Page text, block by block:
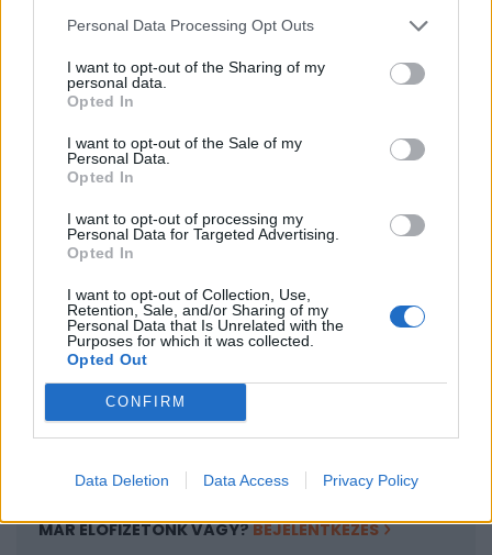
Personal Data Processing Opt Outs
I want to opt-out of the Sharing of my
personal data.
Opted In
I want to opt-out of the Sale of my
Personal Data.
Opted In
I want to opt-out of processing my
Personal Data for Targeted Advertising.
Opted In
I want to opt-out of Collection, Use,
Retention, Sale, and/or Sharing of my
Personal Data that Is Unrelated with the
Purposes for which it was collected.
Opted Out
CONFIRM
Data Deletion Data Access Privacy Policy
Idén januárban tovább zuhant a frissen értékesített új
kevesebb használt lakást értékesítettek az USA-ban, mint
egy hónappal korábban. Az érték...
KEDVES OLVASÓNK!
A keresett cikk a portfolio.hu hírarchívumához
tartozik, melynek olvasása előfizetéses
Az előfizetés a következőket tartalmazza:
Portfolio.hu teljes cikkarchívum
Kötéslisták: BÉT elmúlt 2 év napon belüli
kötéslistái
MÁR ELŐFIZETŐNK VAGY?BEJELENTKEZÉS